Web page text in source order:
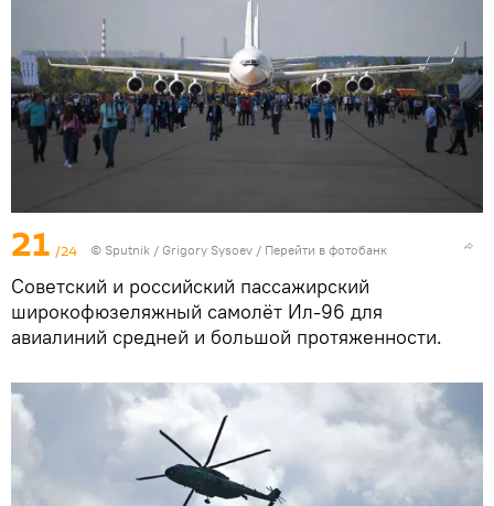
21 /24 © Sputnik / Grigory Sysoev / Перейти в фотобанк
Советский и российский пассажирский
широкофюзеляжный самолёт Ил-96 для
авиалиний средней и большой протяженности.